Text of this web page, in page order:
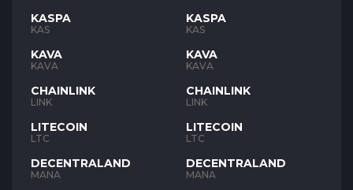
KASPA
KAS
KAVA
KAVA
CHAINLINK
LINK
LITECOIN
LTC
DECENTRALAND
MANA
KASPA
KAS
KAVA
KAVA
CHAINLINK
LINK
LITECOIN
LTC
DECENTRALAND
MANA